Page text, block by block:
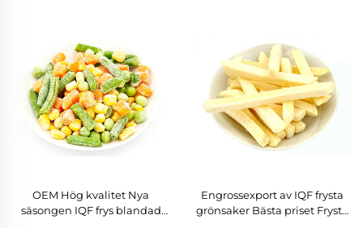
OEM Hög kvalitet Nya
säsongen IQF frys blandad
Engrossexport av IQF frysta
grönsaker Bästa priset Frysta